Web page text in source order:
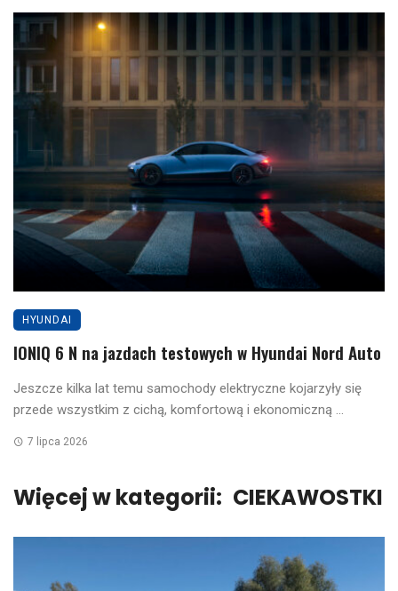
HYUNDAI
IONIQ 6 N na jazdach testowych w Hyundai Nord Auto
Jeszcze kilka lat temu samochody elektryczne kojarzyły się
przede wszystkim z cichą, komfortową i ekonomiczną ...
7 lipca 2026
Więcej w kategorii: CIEKAWOSTKI